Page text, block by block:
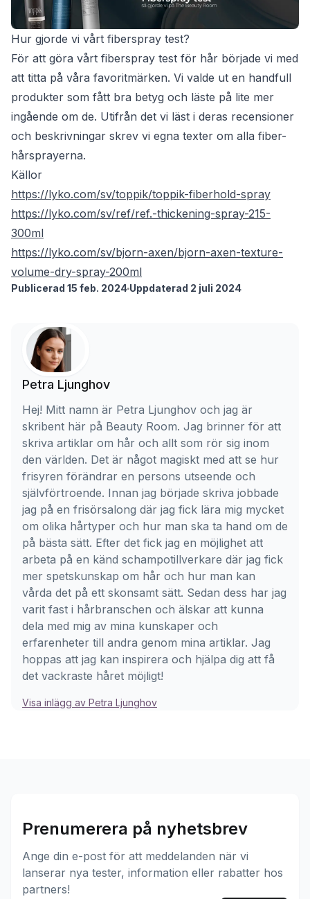
Hur gjorde vi vårt fiberspray test?
För att göra vårt fiberspray test för hår började vi med
att titta på våra favoritmärken. Vi valde ut en handfull
produkter som fått bra betyg och läste på lite mer
ingående om de. Utifrån det vi läst i deras recensioner
och beskrivningar skrev vi egna texter om alla fiber-
hårsprayerna.
Källor
https://lyko.com/sv/toppik/toppik-fiberhold-spray
https://lyko.com/sv/ref/ref.-thickening-spray-215-
300ml
https://lyko.com/sv/bjorn-axen/bjorn-axen-texture-
volume-dry-spray-200ml
Publicerad 15 feb. 2024 Uppdaterad 2 juli 2024
Petra Ljunghov
Hej! Mitt namn är Petra Ljunghov och jag är
skribent här på Beauty Room. Jag brinner för att
skriva artiklar om hår och allt som rör sig inom
den världen. Det är något magiskt med att se hur
frisyren förändrar en persons utseende och
självförtroende. Innan jag började skriva jobbade
jag på en frisörsalong där jag fick lära mig mycket
om olika hårtyper och hur man ska ta hand om de
på bästa sätt. Efter det fick jag en möjlighet att
arbeta på en känd schampotillverkare där jag fick
mer spetskunskap om hår och hur man kan
vårda det på ett skonsamt sätt. Sedan dess har jag
varit fast i hårbranschen och älskar att kunna
dela med mig av mina kunskaper och
erfarenheter till andra genom mina artiklar. Jag
hoppas att jag kan inspirera och hjälpa dig att få
det vackraste håret möjligt!
Visa inlägg av Petra Ljunghov
Prenumerera på nyhetsbrev
Ange din e-post för att meddelanden när vi
lanserar nya tester, information eller rabatter hos
partners!